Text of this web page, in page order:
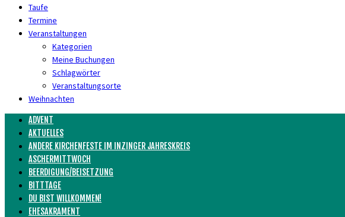
Taufe
Termine
Veranstaltungen
Kategorien
Meine Buchungen
Schlagwörter
Veranstaltungsorte
Weihnachten
ADVENT
AKTUELLES
ANDERE KIRCHENFESTE IM INZINGER JAHRESKREIS
ASCHERMITTWOCH
BEERDIGUNG/BEISETZUNG
BITTTAGE
DU BIST WILLKOMMEN!
EHESAKRAMENT